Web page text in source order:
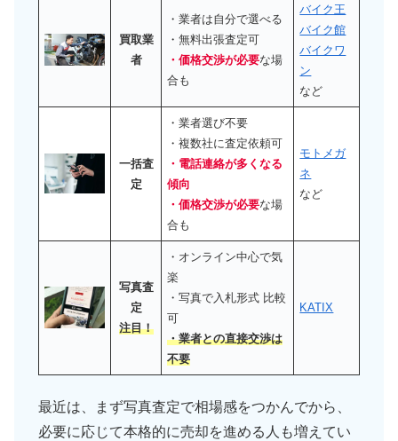
買取業
者
・業者は自分で選べる
・無料出張査定可
・価格交渉が必要な場
合も
バイク王
バイク館
バイクワ
ン
など
一括査
定
・業者選び不要
・複数社に査定依頼可
・電話連絡が多くなる
傾向
・価格交渉が必要な場
合も
モトメガ
ネ
など
写真査
定
注目！
・オンライン中心で気
楽
・写真で入札形式 比較
可
・業者との直接交渉は
不要
KATIX
最近は、まず写真査定で相場感をつかんでから、
必要に応じて本格的に売却を進める人も増えてい